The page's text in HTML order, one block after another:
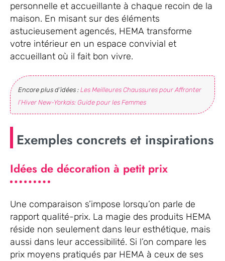
personnelle et accueillante à chaque recoin de la
maison. En misant sur des éléments
astucieusement agencés, HEMA transforme
votre intérieur en un espace convivial et
accueillant où il fait bon vivre.
Encore plus d’idées : Les Meilleures Chaussures pour Affronter
l’Hiver New-Yorkais: Guide pour les Femmes
Exemples concrets et inspirations
Idées de décoration à petit prix
Une comparaison s’impose lorsqu’on parle de
rapport qualité-prix. La magie des produits HEMA
réside non seulement dans leur esthétique, mais
aussi dans leur accessibilité. Si l’on compare les
prix moyens pratiqués par HEMA à ceux de ses